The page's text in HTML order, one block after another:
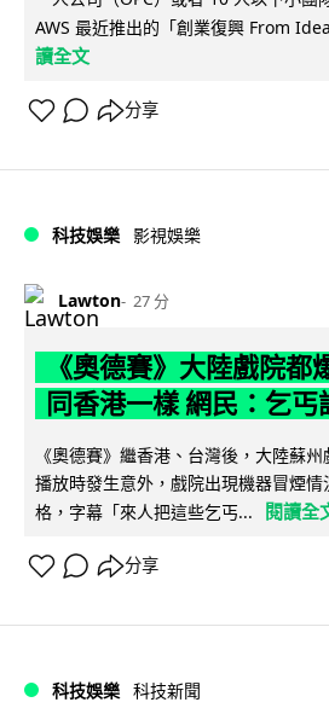
AWS 最近推出的「創業復興 From
讀全文
分享
科技娛樂 影視娛樂
Lawton 27 分
《奧德賽》大陸戲院都
同香港一樣 網民：乞丐
《奧德賽》繼香港、台灣後，大陸蘇
播放時發生意外，戲院出現機器冒煙
格，字幕「來人把這些乞丐...
閱讀全
分享
科技娛樂 科技新聞